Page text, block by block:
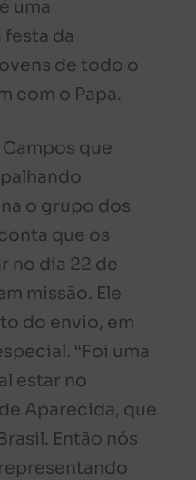
uma
da
de todo o
com o Papa.
que
o grupo dos
que os
no dia 22 de
missão. Ele
do envio, em
“Foi uma
estar no
Aparecida, que
Então nós